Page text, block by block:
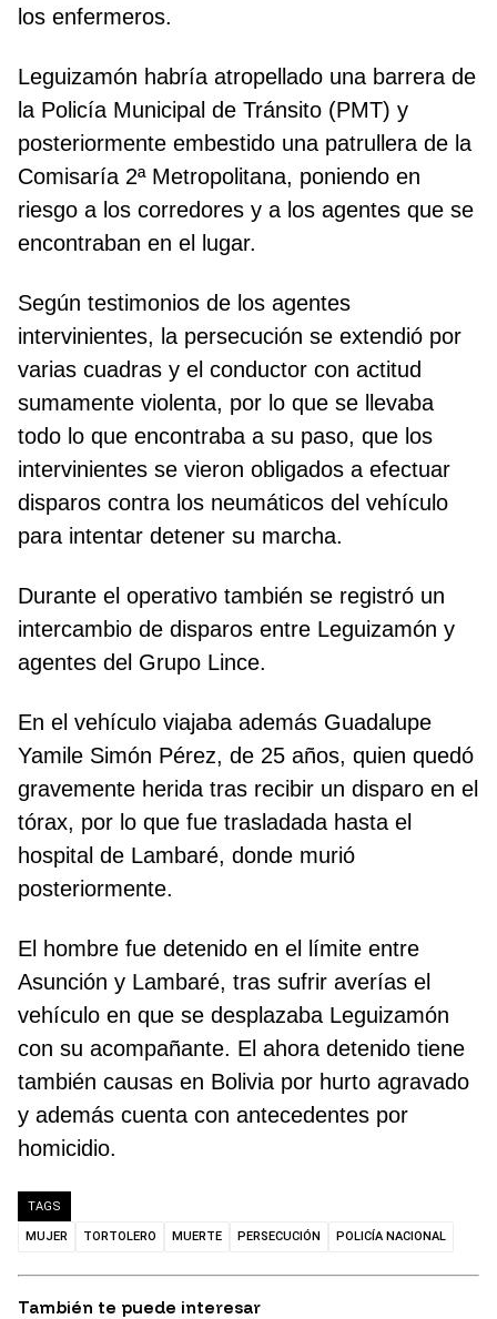
los enfermeros.
Leguizamón habría atropellado una barrera de
la Policía Municipal de Tránsito (PMT) y
posteriormente embestido una patrullera de la
Comisaría 2ª Metropolitana, poniendo en
riesgo a los corredores y a los agentes que se
encontraban en el lugar.
Según testimonios de los agentes
intervinientes, la persecución se extendió por
varias cuadras y el conductor con actitud
sumamente violenta, por lo que se llevaba
todo lo que encontraba a su paso, que los
intervinientes se vieron obligados a efectuar
disparos contra los neumáticos del vehículo
para intentar detener su marcha.
Durante el operativo también se registró un
intercambio de disparos entre Leguizamón y
agentes del Grupo Lince.
En el vehículo viajaba además Guadalupe
Yamile Simón Pérez, de 25 años, quien quedó
gravemente herida tras recibir un disparo en el
tórax, por lo que fue trasladada hasta el
hospital de Lambaré, donde murió
posteriormente.
El hombre fue detenido en el límite entre
Asunción y Lambaré, tras sufrir averías el
vehículo en que se desplazaba Leguizamón
con su acompañante. El ahora detenido tiene
también causas en Bolivia por hurto agravado
y además cuenta con antecedentes por
homicidio.
TAGS
MUJER TORTOLERO MUERTE PERSECUCIÓN POLICÍA NACIONAL
También te puede interesar